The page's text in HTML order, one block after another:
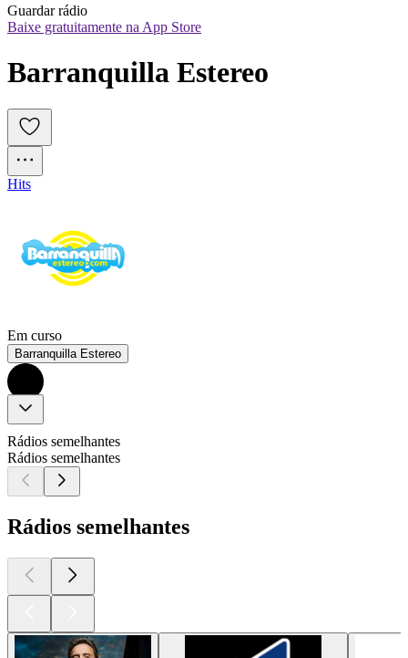
Guardar rádio
Baixe gratuitamente na App Store
Barranquilla Estereo
Hits
Em curso
Barranquilla Estereo
Rádios semelhantes
Rádios semelhantes
Rádios semelhantes